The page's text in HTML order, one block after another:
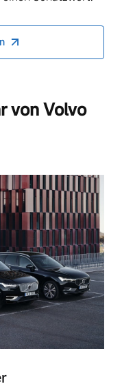
von Volvo